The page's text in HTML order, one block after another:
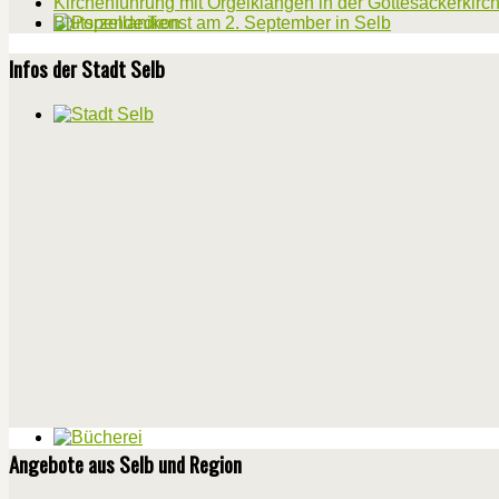
Blutspendedienst am 2. September in Selb
Infos der Stadt Selb
Angebote aus Selb und Region